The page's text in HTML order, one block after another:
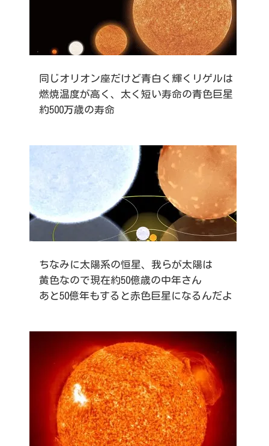
同じオリオン座だけど青白く輝くリゲルは
燃焼温度が高く、太く短い寿命の青色巨星
約500万歳の寿命
ちなみに太陽系の恒星、我らが太陽は
黄色なので現在約50億歳の中年さん
あと50億年もすると赤色巨星になるんだよ